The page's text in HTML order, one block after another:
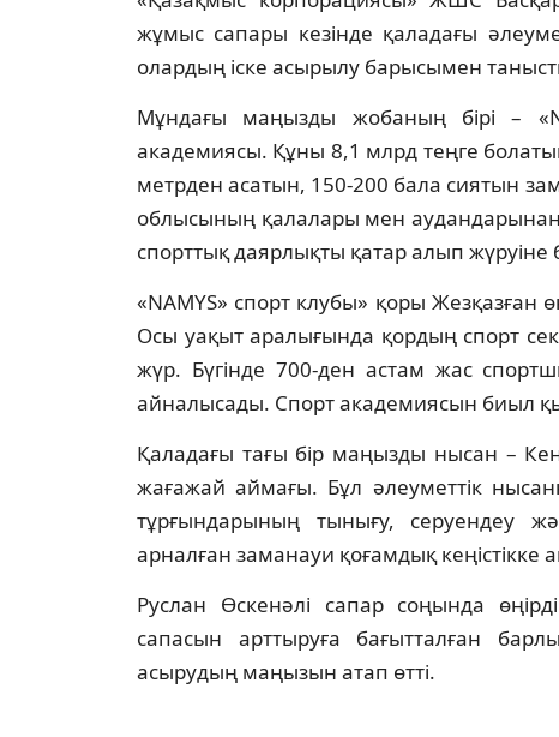
жұмыс сапары кезінде қаладағы
олардың іске асырылу барысымен
Мұндағы маңызды жобаның бірі –
академиясы. Құны 8,1 млрд теңге
метрден асатын, 150-200 бала сиятын
облысының қалалары мен аудандарынан
спорттық даярлықты қатар алып
«NAMYS» спорт клубы» қоры Жезқазған
Осы уақыт аралығында қордың спорт
жүр. Бүгінде 700-ден астам жас
айналысады. Спорт академиясын биыл
Қаладағы тағы бір маңызды нысан –
жағажай аймағы. Бұл әлеуметтік
тұрғындарының тынығу, серуендеу
арналған заманауи қоғамдық кеңістікке
Руслан Өскенәлі сапар соңында
сапасын арттыруға бағытталған
асырудың маңызын атап өтті.